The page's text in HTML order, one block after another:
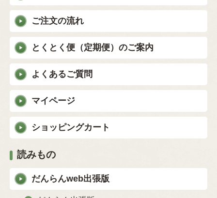
ご注文の流れ
とくとく便（定期便）のご案内
よくあるご質問
マイページ
ショッピングカート
読みもの
だんらんweb出張版